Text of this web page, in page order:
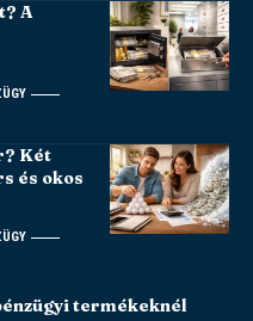
A
Két
és okos
termékeknél